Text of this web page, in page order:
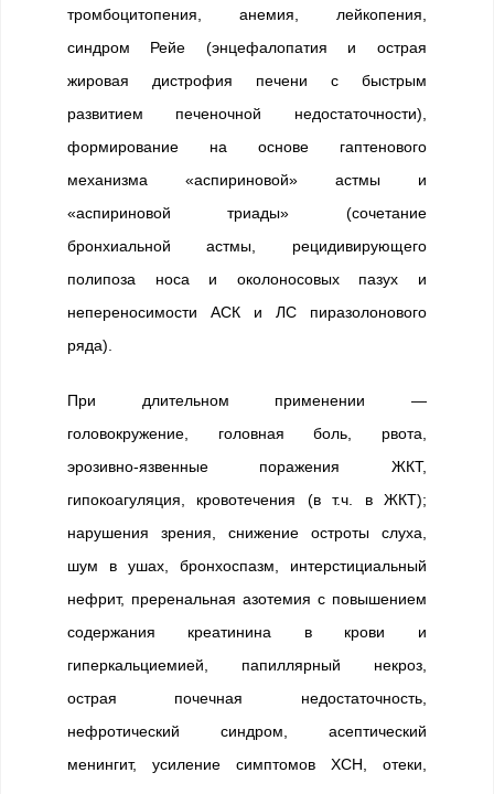
тромбоцитопения, анемия, лейкопения,
синдром Рейе (энцефалопатия и острая
жировая дистрофия печени с быстрым
развитием печеночной недостаточности),
формирование на основе гаптенового
механизма «аспириновой» астмы и
«аспириновой триады» (сочетание
бронхиальной астмы, рецидивирующего
полипоза носа и околоносовых пазух и
непереносимости АСК и ЛС пиразолонового
ряда).
При длительном применении —
головокружение, головная боль, рвота,
эрозивно-язвенные поражения ЖКТ,
гипокоагуляция, кровотечения (в т.ч. в ЖКТ);
нарушения зрения, снижение остроты слуха,
шум в ушах, бронхоспазм, интерстициальный
нефрит, преренальная азотемия с повышением
содержания креатинина в крови и
гиперкальциемией, папиллярный некроз,
острая почечная недостаточность,
нефротический синдром, асептический
менингит, усиление симптомов ХСН, отеки,